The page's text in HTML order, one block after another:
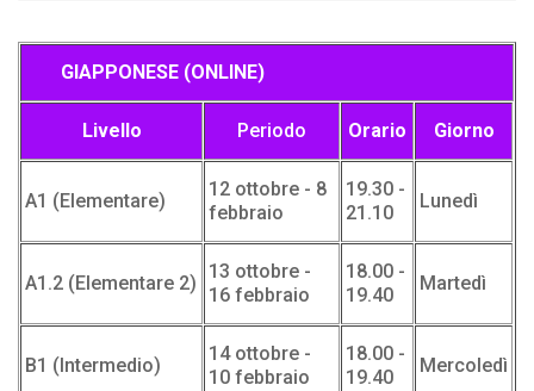
GIAPPONESE (ONLINE)
Livello Periodo Orario Giorno
A1 (Elementare)
12 ottobre - 8
febbraio
19.30 -
21.10
Lunedì
A1.2 (Elementare 2)
13 ottobre -
16 febbraio
18.00 -
19.40
Martedì
B1 (Intermedio)
14 ottobre -
10 febbraio
18.00 -
19.40
Mercoledì